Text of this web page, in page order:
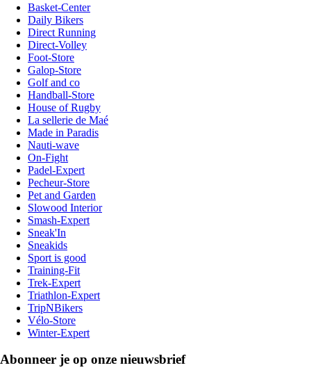
Basket-Center
Daily Bikers
Direct Running
Direct-Volley
Foot-Store
Galop-Store
Golf and co
Handball-Store
House of Rugby
La sellerie de Maé
Made in Paradis
Nauti-wave
On-Fight
Padel-Expert
Pecheur-Store
Pet and Garden
Slowood Interior
Smash-Expert
Sneak'In
Sneakids
Sport is good
Training-Fit
Trek-Expert
Triathlon-Expert
TripNBikers
Vélo-Store
Winter-Expert
Abonneer je op onze nieuwsbrief